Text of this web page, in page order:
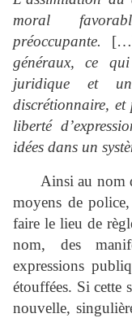
moral
préoccupante.
généraux, ce
juridique et
discrétionnaire,
liberté
idées dans un
Ainsi au nom
moyens de
faire le lieu de
nom, des
expressions
étouffées. Si cette
nouvelle,